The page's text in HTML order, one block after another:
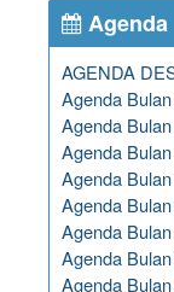
Agenda
AGENDA
Agenda
Agenda
Agenda
Agenda
Agenda
Agenda
Agenda
Agenda